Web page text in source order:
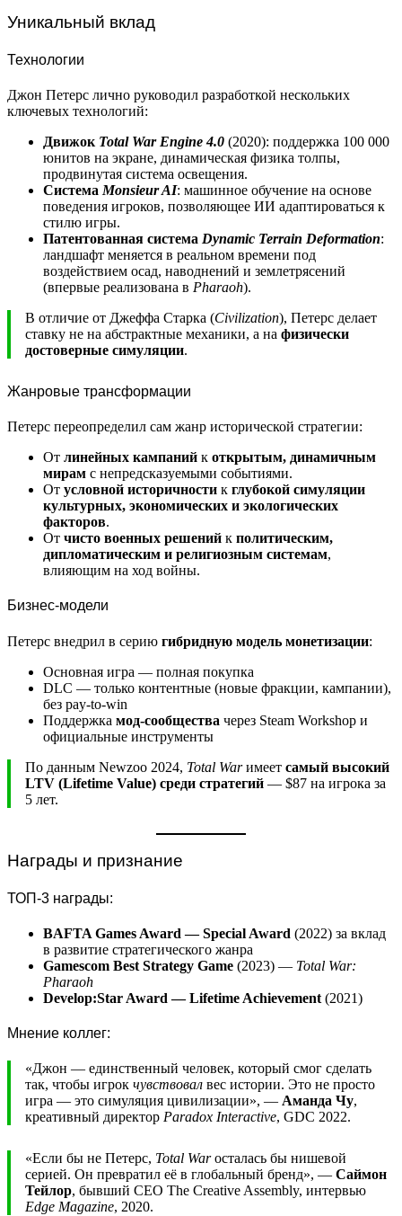
Уникальный вклад
Технологии
Джон Петерс лично руководил разработкой нескольких
ключевых технологий:
Движок Total War Engine 4.0 (2020): поддержка 100 000
юнитов на экране, динамическая физика толпы,
продвинутая система освещения.
Система Monsieur AI: машинное обучение на основе
поведения игроков, позволяющее ИИ адаптироваться к
стилю игры.
Патентованная система Dynamic Terrain Deformation:
ландшафт меняется в реальном времени под
воздействием осад, наводнений и землетрясений
(впервые реализована в Pharaoh).
В отличие от Джеффа Старка (Civilization), Петерс делает
ставку не на абстрактные механики, а на физически
достоверные симуляции.
Жанровые трансформации
Петерс переопределил сам жанр исторической стратегии:
От линейных кампаний к открытым, динамичным
мирам с непредсказуемыми событиями.
От условной историчности к глубокой симуляции
культурных, экономических и экологических
факторов.
От чисто военных решений к политическим,
дипломатическим и религиозным системам,
влияющим на ход войны.
Бизнес-модели
Петерс внедрил в серию гибридную модель монетизации:
Основная игра — полная покупка
DLC — только контентные (новые фракции, кампании),
без pay-to-win
Поддержка мод-сообщества через Steam Workshop и
официальные инструменты
По данным Newzoo 2024, Total Warимеет самый высокий
LTV (Lifetime Value) среди стратегий — $87 на игрока за
5 лет.
Награды и признание
ТОП-3 награды:
BAFTA Games Award — Special Award (2022) за вклад
в развитие стратегического жанра
Gamescom Best Strategy Game (2023) — Total War:
Pharaoh
Develop:Star Award — Lifetime Achievement (2021)
Мнение коллег:
«Джон — единственный человек, который смог сделать
так, чтобы игрок чувствовал вес истории. Это не просто
игра — это симуляция цивилизации», — Аманда Чу,
креативный директор Paradox Interactive, GDC 2022.
«Если бы не Петерс, Total Warосталась бы нишевой
серией. Он превратил её в глобальный бренд», — Саймон
Тейлор, бывший CEO The Creative Assembly, интервью
Edge Magazine, 2020.